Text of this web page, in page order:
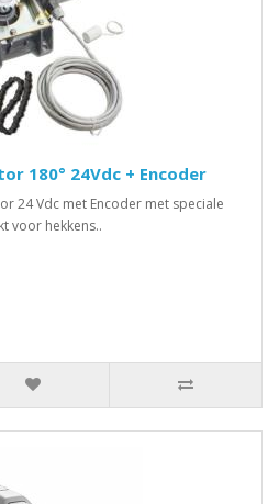
180° 24Vdc + Encoder
24 Vdc met Encoder met speciale
voor hekkens..